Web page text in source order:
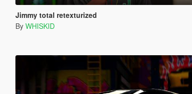
Jimmy total retexturized
By WHISKID